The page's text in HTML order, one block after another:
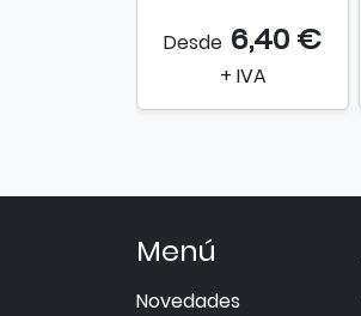
Desde 6,40 €
+ IVA
Menú
Novedades